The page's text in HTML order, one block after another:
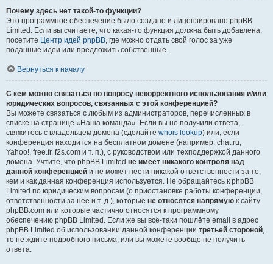
Почему здесь нет такой-то функции?
Это программное обеспечение было создано и лицензировано phpBB
Limited. Если вы считаете, что какая-то функция должна быть добавлена,
посетите Центр идей phpBB, где можно отдать свой голос за уже
поданные идеи или предложить собственные.
Вернуться к началу
С кем можно связаться по вопросу некорректного использования и/или
юридических вопросов, связанных с этой конференцией?
Вы можете связаться с любым из администраторов, перечисленных в
списке на странице «Наша команда». Если вы не получили ответа,
свяжитесь с владельцем домена (сделайте whois lookup) или, если
конференция находится на бесплатном домене (например, chat.ru,
Yahoo!, free.fr, f2s.com и т. п.), с руководством или техподдержкой данного
домена. Учтите, что phpBB Limited не имеет никакого контроля над
данной конференцией и не может нести никакой ответственности за то,
кем и как данная конференция используется. Не обращайтесь к phpBB
Limited по юридическим вопросам (о приостановке работы конференции,
ответственности за неё и т. д.), которые не относятся напрямую к сайту
phpBB.com или которые частично относятся к программному
обеспечению phpBB Limited. Если же вы всё-таки пошлёте email в адрес
phpBB Limited об использовании данной конференции третьей стороной,
то не ждите подробного письма, или вы можете вообще не получить
ответа.